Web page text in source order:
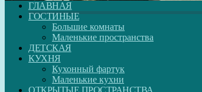
ГЛАВНАЯ
ГОСТИНЫЕ
Большие комнаты
Маленькие пространства
ДЕТСКАЯ
КУХНЯ
Кухонный фартук
Маленькие кухни
ОТКРЫТЫЕ ПРОСТРАНСТВА